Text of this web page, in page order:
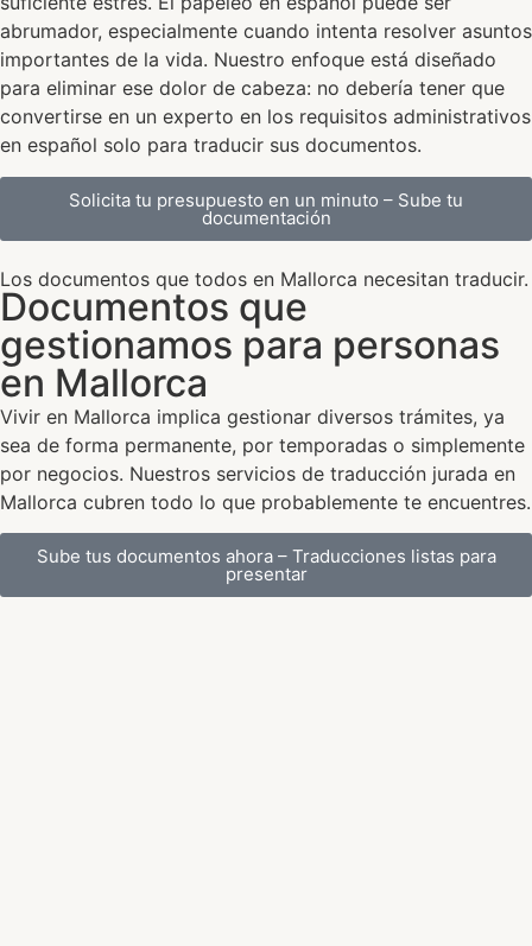
abrumador, especialmente cuando intenta resolver asuntos
importantes de la vida. Nuestro enfoque está diseñado
para eliminar ese dolor de cabeza: no debería tener que
convertirse en un experto en los requisitos administrativos
en español solo para traducir sus documentos.
Solicita tu presupuesto en un minuto – Sube tu
documentación
Los documentos que todos en Mallorca necesitan traducir.
Documentos que
gestionamos para personas
en Mallorca
Vivir en Mallorca implica gestionar diversos trámites, ya
sea de forma permanente, por temporadas o simplemente
por negocios. Nuestros servicios de traducción jurada en
Mallorca cubren todo lo que probablemente te encuentres.
Sube tus documentos ahora – Traducciones listas para
presentar